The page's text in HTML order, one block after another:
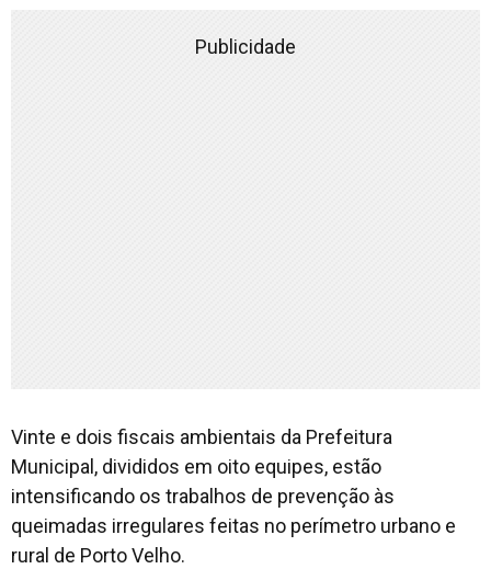
Publicidade
Vinte e dois fiscais ambientais da Prefeitura
Municipal, divididos em oito equipes, estão
intensificando os trabalhos de prevenção às
queimadas irregulares feitas no perímetro urbano e
rural de Porto Velho.